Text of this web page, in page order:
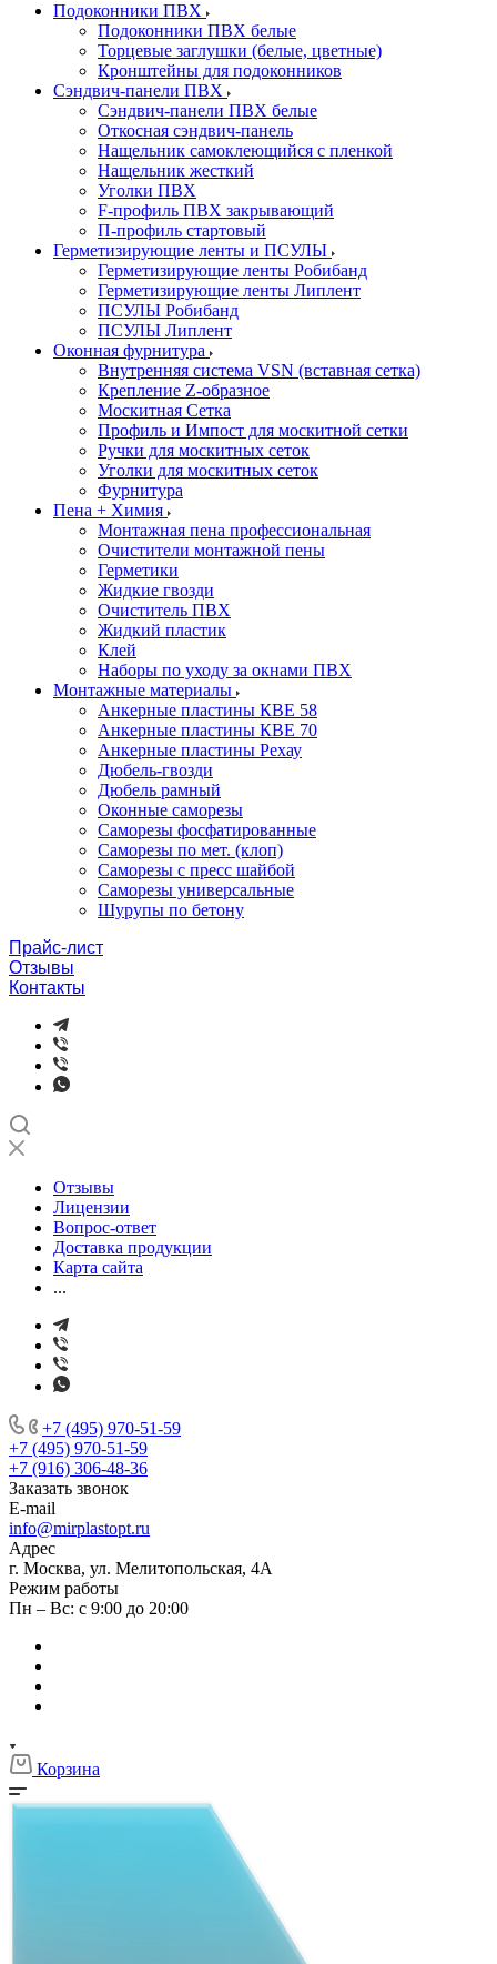
Подоконники ПВХ
Подоконники ПВХ белые
Торцевые заглушки (белые, цветные)
Кронштейны для подоконников
Сэндвич-панели ПВХ
Сэндвич-панели ПВХ белые
Откосная сэндвич-панель
Нащельник самоклеющийся с пленкой
Нащельник жесткий
Уголки ПВХ
F-профиль ПВХ закрывающий
П-профиль стартовый
Герметизирующие ленты и ПСУЛЫ
Герметизирующие ленты Робибанд
Герметизирующие ленты Липлент
ПСУЛЫ Робибанд
ПСУЛЫ Липлент
Оконная фурнитура
Внутренняя система VSN (вставная сетка)
Крепление Z-образное
Москитная Сетка
Профиль и Импост для москитной сетки
Ручки для москитных сеток
Уголки для москитных сеток
Фурнитура
Пена + Химия
Монтажная пена профессиональная
Очистители монтажной пены
Герметики
Жидкие гвозди
Очиститель ПВХ
Жидкий пластик
Клей
Наборы по уходу за окнами ПВХ
Монтажные материалы
Анкерные пластины КВЕ 58
Анкерные пластины КВЕ 70
Анкерные пластины Рехау
Дюбель-гвозди
Дюбель рамный
Оконные саморезы
Саморезы фосфатированные
Саморезы по мет. (клоп)
Саморезы с пресс шайбой
Саморезы универсальные
Шурупы по бетону
Прайс-лист
Отзывы
Контакты
Отзывы
Лицензии
Вопрос-ответ
Доставка продукции
Карта сайта
...
+7 (495) 970-51-59
+7 (495) 970-51-59
+7 (916) 306-48-36
Заказать звонок
E-mail
info@mirplastopt.ru
Адрес
г. Москва, ул. Мелитопольская, 4А
Режим работы
Пн – Вс: с 9:00 до 20:00
Корзина